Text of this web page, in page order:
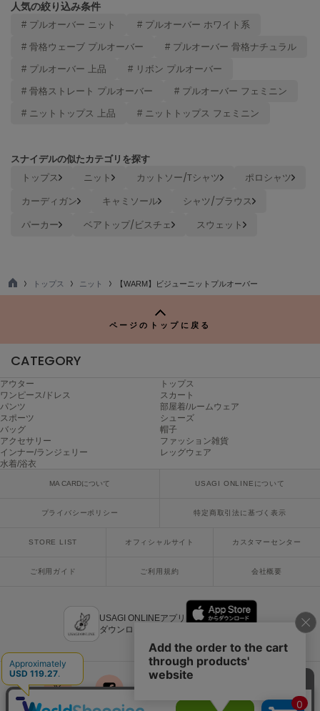
NOWNS
null.
Onitsuka Tiger
オニツカ タイガー
オルグ
Philly chocolate
poláura
ポローラ
PUMA
プーマ
リーボック
SALOMON
SESAME STREET MARKET
セサミストリートマーケット
SHAKA
シャカ
人気の絞り込み条件
# プルオーバー ニット # プルオーバー ホワイト系
# 骨格ウェーブ プルオーバー # プルオーバー 骨格ナチュラル
# プルオーバー 上品 # リボン プルオーバー
# 骨格ストレート プルオーバー # プルオーバー フェミニン
# ニットトップス 上品 # ニットトップス フェミニン
スナイデルの似たカテゴリを探す
トップス ニット カットソー/Tシャツ
ポロシャツ
カーディガン
キャミソール
シャツ/ブラウス
パーカー
ベアトップ/ビスチェ スウェット
TO
トップス ニット 【WARM】ビジューニットプルオーバー
ページのトップに戻る
CATEGORY
アウター
トップス
ワンピース/ドレス
スカート
パンツ
部屋着/ルームウェア
スポーツ
シューズ
バッグ
帽子
アクセサリー
ファッション雑貨
インナー/ランジェリー
レッグウェア
水着/浴衣
MA CARDについて USAGI ONLINEについて
プライバシーポリシー 特定商取引法に基づく表示
STORE LIST オフィシャルサイト カスタマーセンター
ご利用ガイド ご利用規約 会社概要
USAGI ONLINEアプリ
ダウンロードはこちら
x facebook LINE mail